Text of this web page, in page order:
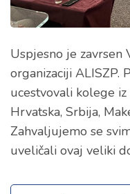
Uspjesno je
organizaciji ALISZP.
ucestvovali kolege
Hrvatska, Srbija,
Zahvaljujemo se
uveličali ovaj veliki